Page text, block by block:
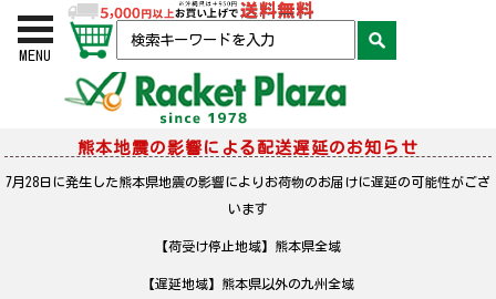
MENU
熊本地震の影響による配送遅延のお知らせ
7月28日に発生した熊本県地震の影響によりお荷物のお届けに遅延の可能性がござ
います
【荷受け停止地域】熊本県全域
【遅延地域】熊本県以外の九州全域